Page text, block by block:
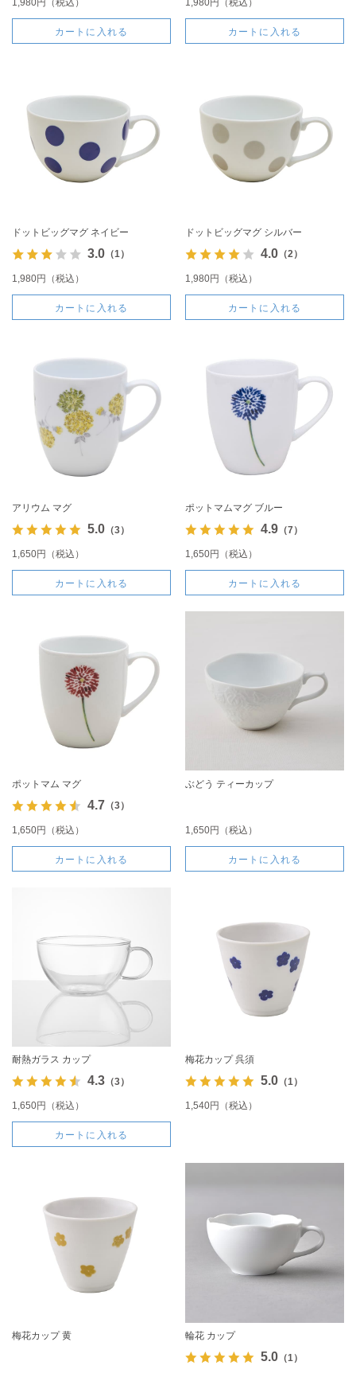
1,980円（税込）
カートに入れる
1,980円（税込）
カートに入れる
ドットビッグマグ ネイビー
3.0（1）
1,980円（税込）
カートに入れる
ドットビッグマグ シルバー
4.0（2）
1,980円（税込）
カートに入れる
アリウム マグ
5.0（3）
1,650円（税込）
カートに入れる
ポットマムマグ ブルー
4.9（7）
1,650円（税込）
カートに入れる
ポットマム マグ
4.7 （3）
1,650円（税込）
カートに入れる
ぶどう ティーカップ
1,650円（税込）
カートに入れる
耐熱ガラス カップ
4.3（3）
1,650円（税込）
カートに入れる
梅花カップ 呉須
5.0（1）
1,540円（税込）
梅花カップ 黄 輪花 カップ
5.0（1）